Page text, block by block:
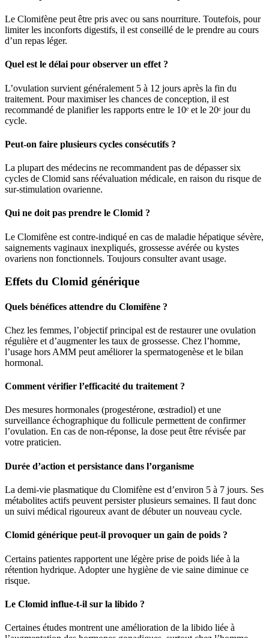
Le Clomifène peut être pris avec ou sans nourriture. Toutefois, pour
limiter les inconforts digestifs, il est conseillé de le prendre au cours
d’un repas léger.
Quel est le délai pour observer un effet ?
L’ovulation survient généralement 5 à 12 jours après la fin du
traitement. Pour maximiser les chances de conception, il est
recommandé de planifier les rapports entre le 10ᵉ et le 20ᵉ jour du
cycle.
Peut-on faire plusieurs cycles consécutifs ?
La plupart des médecins ne recommandent pas de dépasser six
cycles de Clomid sans réévaluation médicale, en raison du risque de
sur-stimulation ovarienne.
Qui ne doit pas prendre le Clomid ?
Le Clomifène est contre-indiqué en cas de maladie hépatique sévère,
saignements vaginaux inexpliqués, grossesse avérée ou kystes
ovariens non fonctionnels. Toujours consulter avant usage.
Effets du Clomid générique
Quels bénéfices attendre du Clomifène ?
Chez les femmes, l’objectif principal est de restaurer une ovulation
régulière et d’augmenter les taux de grossesse. Chez l’homme,
l’usage hors AMM peut améliorer la spermatogenèse et le bilan
hormonal.
Comment vérifier l’efficacité du traitement ?
Des mesures hormonales (progestérone, œstradiol) et une
surveillance échographique du follicule permettent de confirmer
l’ovulation. En cas de non-réponse, la dose peut être révisée par
votre praticien.
Durée d’action et persistance dans l’organisme
La demi-vie plasmatique du Clomifène est d’environ 5 à 7 jours. Ses
métabolites actifs peuvent persister plusieurs semaines. Il faut donc
un suivi médical rigoureux avant de débuter un nouveau cycle.
Clomid générique peut-il provoquer un gain de poids ?
Certains patientes rapportent une légère prise de poids liée à la
rétention hydrique. Adopter une hygiène de vie saine diminue ce
risque.
Le Clomid influe-t-il sur la libido ?
Certaines études montrent une amélioration de la libido liée à